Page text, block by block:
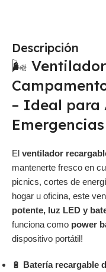
Descripción
🌬️
– Ideal para
El ventilador
mantenerte fresco en
picnics, cortes de
hogar u oficina, este
potente, luz LED y
funciona como power
dispositivo portátil!
🔋 Batería recargable